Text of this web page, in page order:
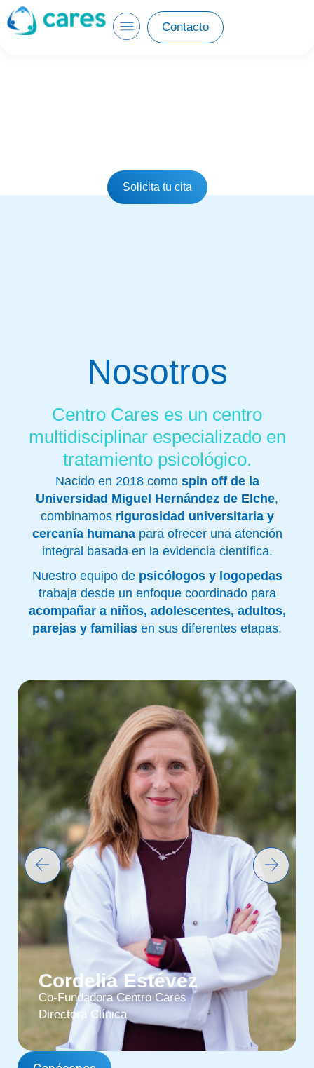
Contacto
Solicita tu cita
Nosotros
Centro Cares es un centro
multidisciplinar especializado en
tratamiento psicológico.
Nacido en 2018 como spin off de la
Universidad Miguel Hernández de Elche,
combinamos rigurosidad universitaria y
cercanía humanapara ofrecer una atención
integral basada en la evidencia científica.
Nuestro equipo de psicólogos y logopedas
trabaja desde un enfoque coordinado para
acompañar a niños, adolescentes, adultos,
parejas y familias en sus diferentes etapas.
Cordelia Estévez
Co-Fundadora Centro Cares
Directora Clínica